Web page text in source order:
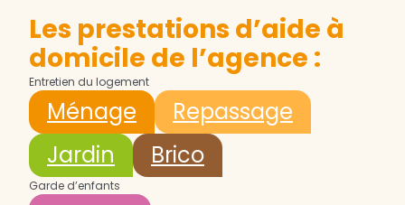
Les prestations d’aide à
domicile de l’agence :
Entretien du logement
Ménage
Repassage
Jardin
Brico
Garde d’enfants